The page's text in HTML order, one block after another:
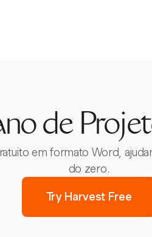
de
em formato Word,
do zero.
Try Harvest Free